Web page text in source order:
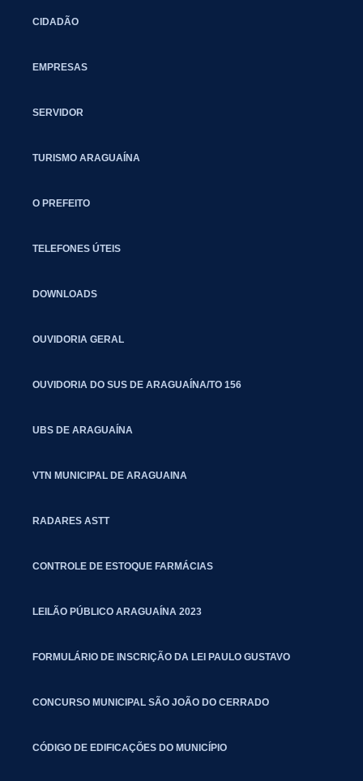
CIDADÃO
EMPRESAS
SERVIDOR
TURISMO ARAGUAÍNA
O PREFEITO
TELEFONES ÚTEIS
DOWNLOADS
OUVIDORIA GERAL
OUVIDORIA DO SUS DE ARAGUAÍNA/TO 156
UBS DE ARAGUAÍNA
VTN MUNICIPAL DE ARAGUAINA
RADARES ASTT
CONTROLE DE ESTOQUE FARMÁCIAS
LEILÃO PÚBLICO ARAGUAÍNA 2023
FORMULÁRIO DE INSCRIÇÃO DA LEI PAULO GUSTAVO
CONCURSO MUNICIPAL SÃO JOÃO DO CERRADO
CÓDIGO DE EDIFICAÇÕES DO MUNICÍPIO